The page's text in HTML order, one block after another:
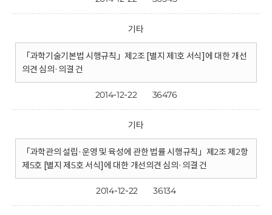
기타
「과학기술기본법 시행규칙」제2조 [별지 제1호 서식]에 대한 개선
의견 심의·의결 건
2014-12-22 36476
기타
「과학관의 설립·운영 및 육성에 관한 법률 시행규칙」제2조 제2항
제5호 [별지 제5호 서식]에 대한 개선의견 심의·의결 건
2014-12-22 36134